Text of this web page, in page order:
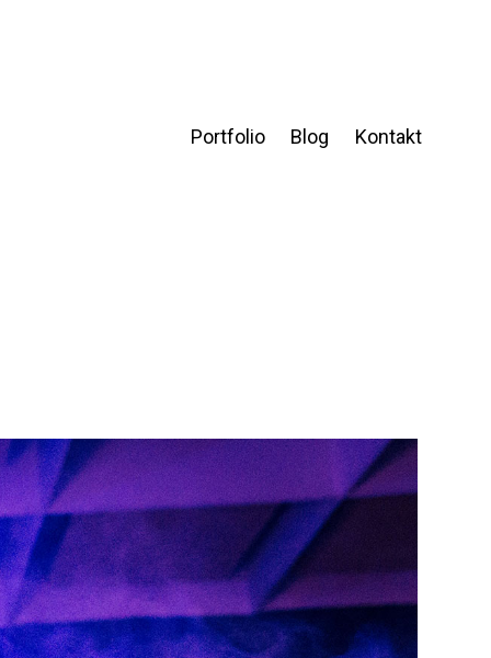
Portfolio Blog Kontakt